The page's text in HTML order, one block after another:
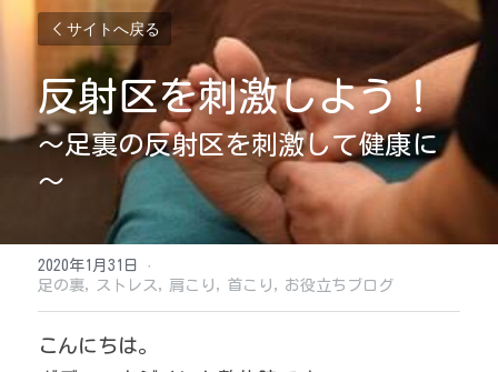
サイトへ戻る
反射区を刺激しよう！
～足裏の反射区を刺激して健康に
～
2020年1月31日
·
足の裏,
ストレス, 肩こり, 首こり, お役立ちブログ
こんにちは。